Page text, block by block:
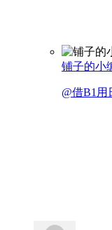
铺子的小
@借B1用